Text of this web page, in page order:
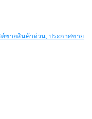
ขายสินค้าด่วน, ประกาศขาย